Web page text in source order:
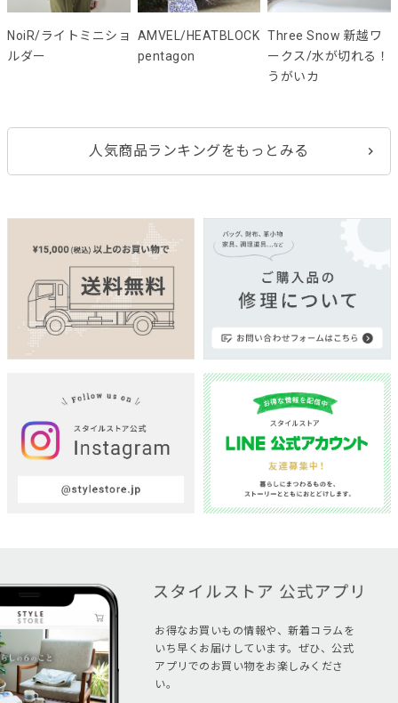
NoiR/ライトミニショ
ルダー
AMVEL/HEATBLOCK
pentagon
Three Snow 新越ワ
ークス/水が切れる！
うがいカ
人気商品ランキングをもっとみる
お得なお買いもの情報や、新着コラムを
いち早くお届けしています。ぜひ、公式
アプリでのお買い物をお楽しみくださ
い。